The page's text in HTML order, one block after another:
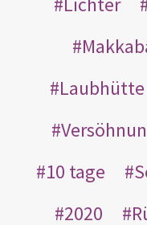
Laubhütte
10 tage
2020